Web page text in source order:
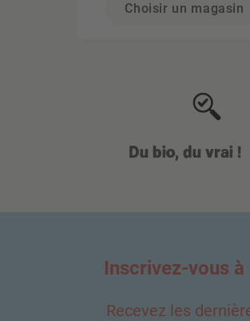
Choisir un magasin
Du bio, du vrai !
Inscrivez-vous
Recevez les